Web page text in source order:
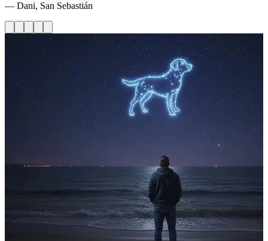
— Dani, San Sebastián